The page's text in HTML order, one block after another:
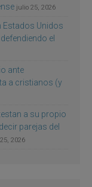
julio 25, 2026
Estados Unidos
el
ante
a cristianos (y
a su propio
parejas del
2026